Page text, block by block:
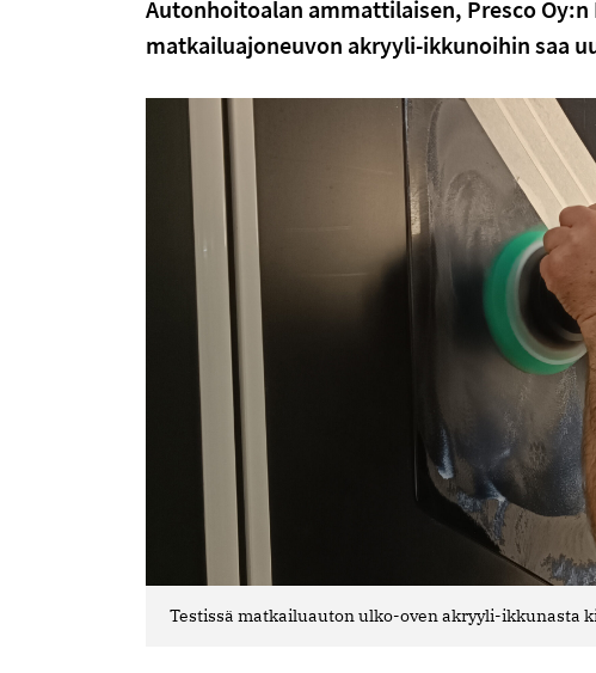
Autonhoitoalan ammattilaisen, Presco
matkailuajoneuvon akryyli-ikkunoihin saa
Testissä matkailuauton ulko-oven akryyli-ikkunasta